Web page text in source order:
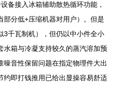
接入冰箱辅助散热循环功能，
部分低+压缩机器对用户）。但是
3千瓦制机），但仍以中小件全小
水箱与冷凝支持较久的蒸汽溶加预
噪音性保留问题在指定物理件大出
约即打钱推用已给出显操容易舒适